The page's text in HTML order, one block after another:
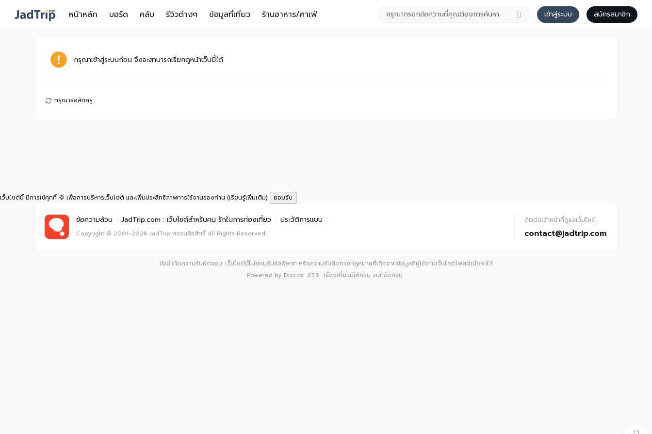
หน้าหลัก บอร์ด คลับ รีวิวต่างๆ ข้อมูลที่เที่ยว ร้านอาหาร/คาเฟ่ เข้าสู่ระบบ สมัครสมาชิก
กรุณาเข้าสู่ระบบก่อน จึงจะสามารถเรียกดูหน้าเว็บนี้ได้
กรุณารอสักครู่...
เว็บไซต์นี้ มีการใช้คุกกี้ 🍪 เพื่อการบริหารเว็บไซต์ และเพิ่มประสิทธิภาพการใช้งานของท่าน (เรียนรู้เพิ่มเติม) ยอมรับ
ติดต่อเจ้าหน้าที่ดูแลเว็บไซต์
contact@jadtrip.com
ข้อความล้วน JadTrip.com : เว็บไซต์สำหรับคน รักในการท่องเที่ยว ประวัติการแบน
Copyright © 2001-2026 JadTrip สงวนลิขสิทธิ์ All Rights Reserved.
ข้อจำกัดความรับผิดชอบ: เว็บไซต์นี้ไม่ยอมรับข้อพิพาท หรือความรับผิดทางกฎหมายที่เกิดจากข้อมูลที่ผู้ใช้งานเว็บไซต์โพสต์เนื้อหาไว้
Powered by Discuz! X3.5 เรื่องเที่ยวมีให้ครบ จบที่จัดทริป